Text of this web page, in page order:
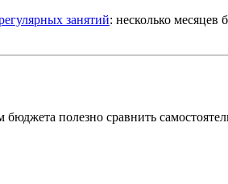
занятий: несколько месяцев
полезно сравнить